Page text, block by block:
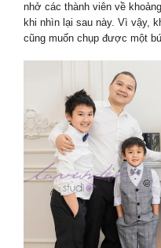
nhở các thành viên về
khi nhìn lại sau này. Vì vậy,
cũng muốn chụp được một